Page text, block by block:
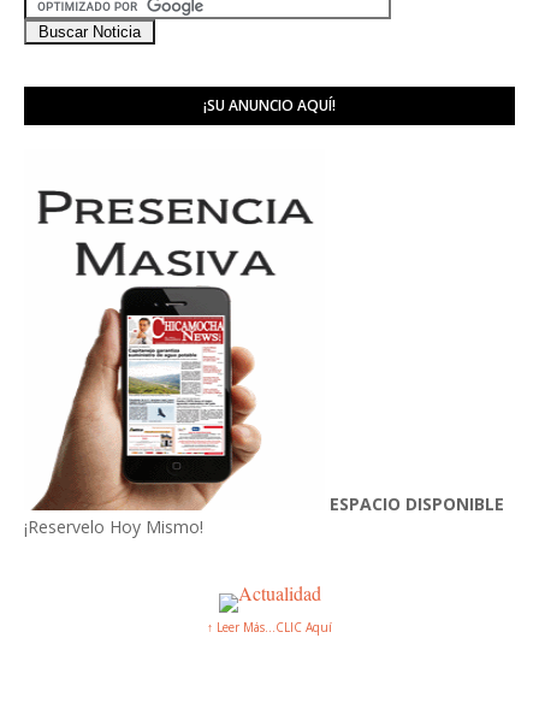
¡SU ANUNCIO AQUÍ!
ESPACIO DISPONIBLE
¡Reservelo Hoy Mismo!
↑ Leer Más...CLIC Aquí